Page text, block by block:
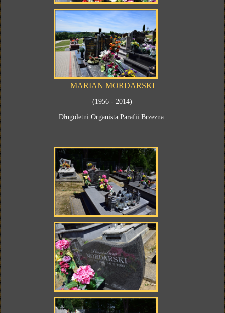
MARIAN MORDARSKI
(1956 - 2014)
Długoletni Organista Parafii Brzezna.